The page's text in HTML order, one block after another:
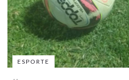
ESPORTE